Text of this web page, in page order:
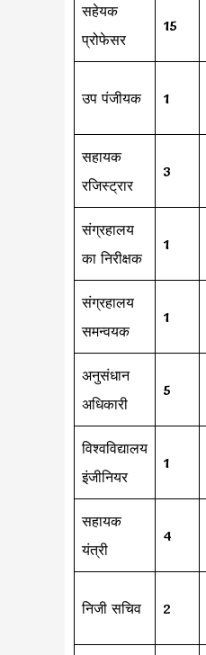
सहेयक
प्रोफेसर
15
उप पंजीयक 1
सहायक
रजिस्ट्रार
3
संग्रहालय
का निरीक्षक
1
संग्रहालय
समन्वयक
1
अनुसंधान
अधिकारी
5
विश्वविद्यालय
इंजीनियर
1
सहायक
यंत्री
4
निजी सचिव 2